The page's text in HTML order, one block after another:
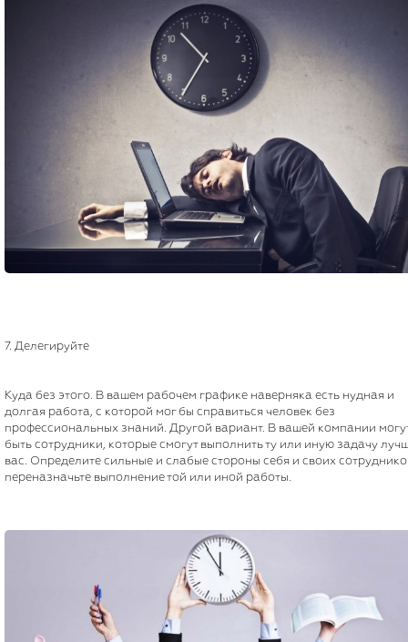
7. Делегируйте
Куда без этого. В вашем рабочем графике наверняка есть нудная и
долгая работа, с которой мог бы справиться человек без
профессиональных знаний. Другой вариант. В вашей компании
быть сотрудники, которые смогут выполнить ту или иную задачу
вас. Определите сильные и слабые стороны себя и своих
переназначьте выполнение той или иной работы.